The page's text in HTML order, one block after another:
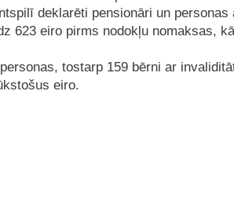
deklarēti pensionāri un personas
623 eiro pirms nodokļu nomaksas,
tostarp 159 bērni ar
eiro.